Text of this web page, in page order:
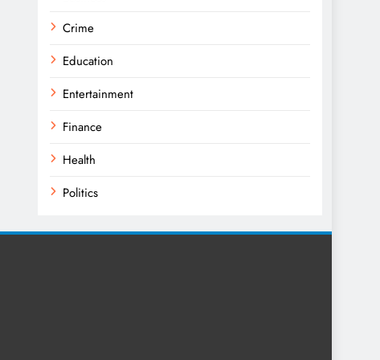
Crime
Education
Entertainment
Finance
Health
Politics